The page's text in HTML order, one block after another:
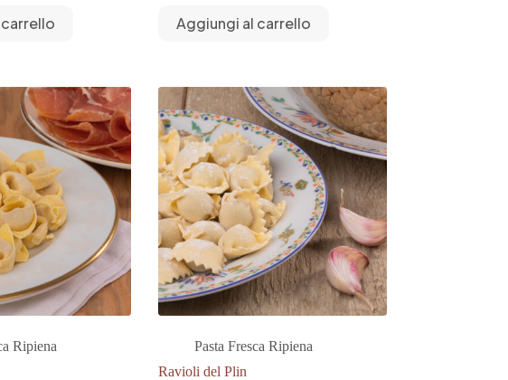
Aggiungi al carrello
Ripiena
Pasta Fresca Ripiena
Ravioli del Plin